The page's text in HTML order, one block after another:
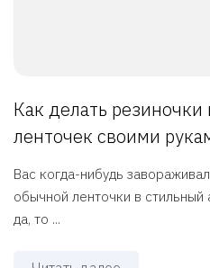
Как делать резиночки
ленточек своими
Вас когда-нибудь
обычной ленточки в стильный
да, то ...